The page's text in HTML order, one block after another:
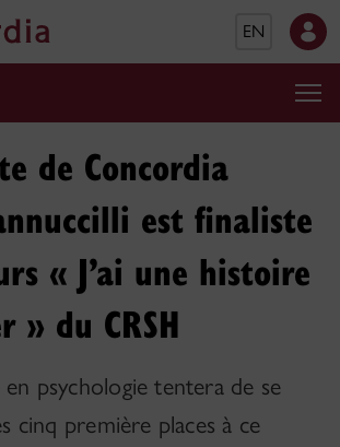
EN
de Concordia
est finaliste
« J’ai une histoire
» du CRSH
psychologie tentera de se
cinq première places à ce